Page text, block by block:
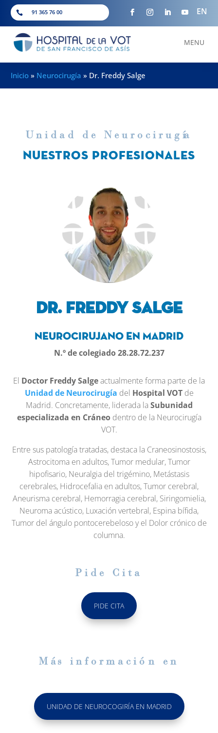
 91 365 76 00 EN
MENU
Inicio » Neurocirugía » Dr. Freddy Salge
Unidad de Neurocirug ía
NUESTROS PROFESIONALES
Dr. FREDDY SALGE
NeuroCIRUJANO en Madrid
N.º de colegiado 28.28.72.237
El Doctor Freddy Salgeactualmente forma parte de la
Unidad de Neurocirugía del Hospital VOTde
Madrid. Concretamente, liderada laSubunidad
especializada en Cráneodentro de la Neurocirugía
VOT.
Entre sus patología tratadas, destaca la Craneosinostosis,
Astrocitoma en adultos, Tumor medular, Tumor
hipofisario, Neuralgia del trigémino, Metástasis
cerebrales, Hidrocefalia en adultos, Tumor cerebral,
Aneurisma cerebral, Hemorragia cerebral, Siringomielia,
Neuroma acústico, Luxación vertebral, Espina bífida,
Tumor del ángulo pontocerebeloso y el Dolor crónico de
columna.
Pide Cita
PIDE CITA
M ás informaci ón en
UNIDAD DE NEUROCOGIRÍA EN MADRID